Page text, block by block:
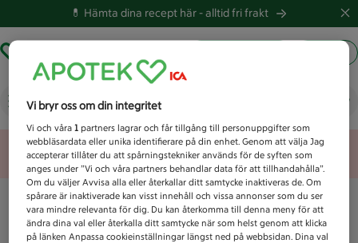
💊 Hämta dina recept här -alltid fri frakt
Vad letar du efter idag?
Unknown error
Vi bryr oss om din integritet
Vi och våra1 partners lagrar och får tillgång till personuppgifter som
webbläsardata eller unika identifierare på din enhet. Genom att välja Jag
accepterar tillåter du att spårningstekniker används för de syften som
anges under ”Vi och våra partners behandlar data för att tillhandahålla”.
Om du väljer Avvisa alla eller återkallar ditt samtycke inaktiveras de. Om
spårare är inaktiverade kan visst innehåll och vissa annonser som du ser
vara mindre relevanta för dig. Du kan återkomma till denna meny för att
ändra dina val eller återkalla ditt samtycke när som helst genom att klicka
på länken Anpassa cookieinställningar längst ned på webbsidan. Dina val